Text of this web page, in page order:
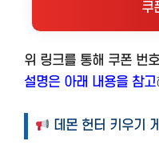
쿠
위 링크를 통해 쿠폰 번
설명은 아래 내용을 참고
데몬 헌터 키우기